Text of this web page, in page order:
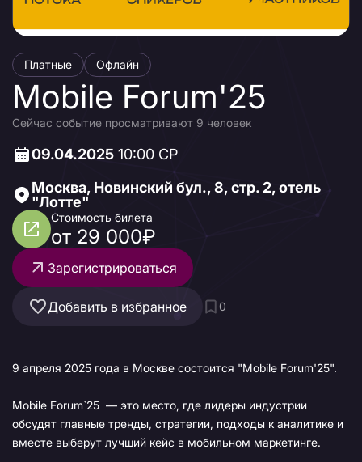
Платные Офлайн
Mobile Forum'25
Сейчас событие просматривают 9 человек
09.04.2025 10:00 СР
Москва, Новинский бул., 8, стр. 2, отель
"Лотте"
Стоимость билета
от 29 000₽
Зарегистрироваться
Добавить в избранное 0
9 апреля 2025 года в Москве состоится "Mobile Forum'25".
Mobile Forum`25 — это место, где лидеры индустрии
обсудят главные тренды, стратегии, подходы к аналитике и
вместе выберут лучший кейс в мобильном маркетинге.